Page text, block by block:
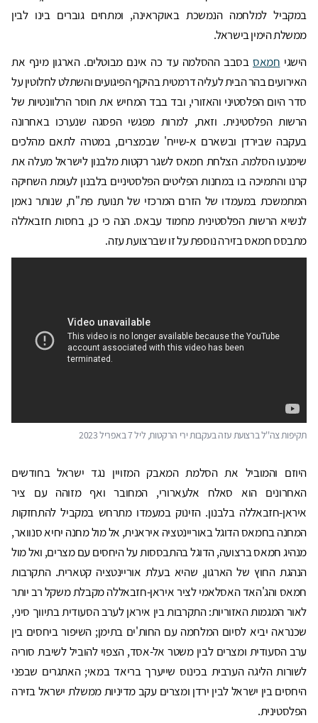
במקביל למלחמה הנמשכת באוקראינה, ומתחים גוברים בינו לבין
ממשלת הימין בישראל.
הישגי חמאסבסבב ההסלמה עד כה אינם מבוטלים. הארגון מינף את
האירועים בהר הבית לעליה דרמטית בהיקף הפיגועים והשתלט לחלוטין על
סדר היום הפלסטיני והאזורי, ובד בבד המחיש את חוסר הרלוונטיות של
הרשות הפלסטינית. וזאת, למרות מפגשי הפסגה שנערכו באחרונה
בעקבה שבירדן ובשארם א-שייח' שבמצרים, במטרה לתאם מהלכים
שימנעו הסלמה. הצלחת חמאס לשגר רקטות מלבנון לישראל מעלה את
קרנו והתמיכה בו במחנות הפליטים הפלסטיניים בלבנון לעומת השחיקה
המתמשכת במעמדו של הזרם המרכזי של תנועת פת"ח, שנותר נאמן
לנשיא הרשות הפלסטינית מחמוד עבאס. הנה כי כן, בחסות חזבאללה
מתבסס חמאס בזירה נוספת על זו שברצועת עזה.
תקיפות צה''ל ברצועת עזה בעקבות ירי הרקטות, ליל 7 באפריל 2023
היוזם והמוביל את הסלמת המאבק המזויין נגד ישראל בחודשים
האחרונים הוא סאלח אלעארורי, המחובר ואף מזוהה עם ציר
איראן-חזבאללה בלבנון. הזינוק במעמדו מתרחש במקביל להתחזקות
המחנה בחמאס הדוגל באוריינטציה איראנית, אל מול מחנה יחיא סנוואר,
מנהיג חמאס ברצועה, הדוגל בהתבססות על היחסים עם מצרים, ואל מול
הנהגת החוץ של הארגון, שהיא בעלת אוריינטציה קטארית. התקרבות
חמאס והג'האד האסלאמי לציר איראן-חזבאללה מקבלת משקל רב יותר
לאור המגמות האזוריות: התקרבות בין איראן לערב הסעודית בתיווך סיני,
שכנראה יביא לסיום המלחמה עם החות'ים בתימן; השיפור ביחסים בין
ערב הסעודית ומצרים לבין משטר אל-אסד, הצפוי להוביל לשיבת סוריה
לשורות הליגה הערבית בכינוס שייערך בריאד במאי; האתגרים שבפני
היחסים בין ישראל לבין ירדן ומצרים עקב מדיניות ממשלת ישראל בזירה
הפלסטינית.